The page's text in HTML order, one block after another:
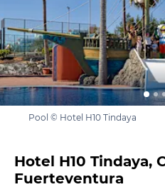
Pool © Hotel H10 Tindaya
Hotel H10 Tindaya,
Fuerteventura